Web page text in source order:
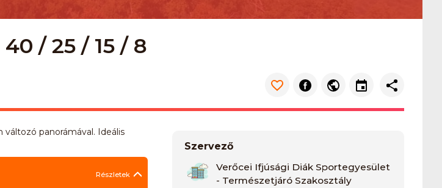
/ 25 / 15 / 8
panorámával. Ideális
Részletek
Szervező
Verőcei Ifjúsági Diák Sportegyesület
- Természetjáró Szakosztály